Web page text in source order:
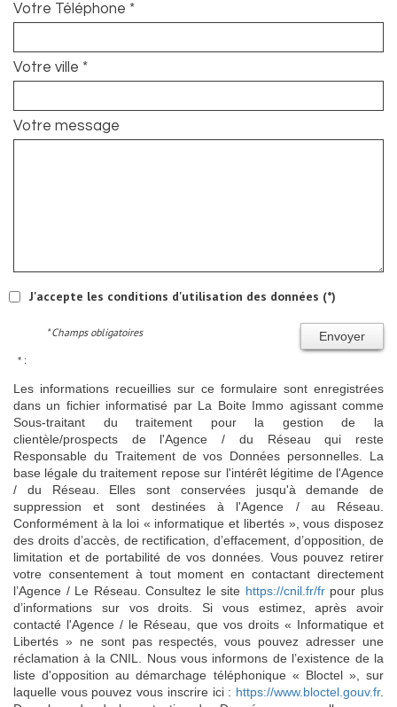
Votre Téléphone *
Votre ville *
Votre message
J'accepte les conditions d'utilisation des données (*)
Envoyer
* Champs obligatoires
* :
Les informations recueillies sur ce formulaire sont enregistrées
dans un fichier informatisé par La Boite Immo agissant comme
Sous-traitant du traitement pour la gestion de la
clientèle/prospects de l'Agence / du Réseau qui reste
Responsable du Traitement de vos Données personnelles. La
base légale du traitement repose sur l'intérêt légitime de l'Agence
/ du Réseau. Elles sont conservées jusqu'à demande de
suppression et sont destinées à l'Agence / au Réseau.
Conformément à la loi « informatique et libertés », vous disposez
des droits d’accès, de rectification, d’effacement, d’opposition, de
limitation et de portabilité de vos données. Vous pouvez retirer
votre consentement à tout moment en contactant directement
l’Agence / Le Réseau. Consultez le site https://cnil.fr/frpour plus
d’informations sur vos droits. Si vous estimez, après avoir
contacté l'Agence / le Réseau, que vos droits « Informatique et
Libertés » ne sont pas respectés, vous pouvez adresser une
réclamation à la CNIL. Nous vous informons de l’existence de la
liste d'opposition au démarchage téléphonique « Bloctel », sur
laquelle vous pouvez vous inscrire ici : https://www.bloctel.gouv.fr.